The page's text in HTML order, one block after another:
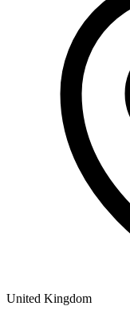
United Kingdom